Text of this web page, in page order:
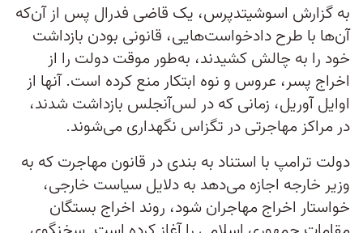
به گزارش اسوشیتدپرس، یک قاضی فدرال پس از آن‌که
آن‌ها با طرح دادخواست‌هایی، قانونی بودن بازداشت
خود را به چالش کشیدند، به‌طور موقت دولت را از
اخراج پسر، عروس و نوه ابتکار منع کرده است. آنها از
اوایل آوریل، زمانی که در لس‌آنجلس بازداشت شدند،
در مراکز مهاجرتی در تگزاس نگهداری می‌شوند.
دولت ترامپ با استناد به بندی در قانون مهاجرت که به
وزیر خارجه اجازه می‌دهد به دلایل سیاست خارجی،
خواستار اخراج مهاجران شود، روند اخراج بستگان